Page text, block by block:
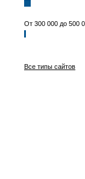
От 300 000 до 500
Все типы сайтов